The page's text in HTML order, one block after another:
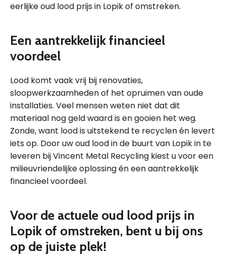
eerlijke oud lood prijs in Lopik of omstreken.
Een aantrekkelijk financieel
voordeel
Lood komt vaak vrij bij renovaties,
sloopwerkzaamheden of het opruimen van oude
installaties. Veel mensen weten niet dat dit
materiaal nog geld waard is en gooien het weg.
Zonde, want lood is uitstekend te recyclen én levert
iets op. Door uw oud lood in de buurt van Lopik in te
leveren bij Vincent Metal Recycling kiest u voor een
milieuvriendelijke oplossing én een aantrekkelijk
financieel voordeel.
Voor de actuele oud lood prijs in
Lopik of omstreken, bent u bij ons
op de juiste plek!